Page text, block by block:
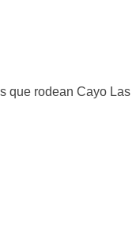
que rodean Cayo Las